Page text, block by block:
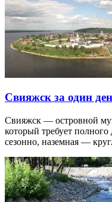
Свияжск за один
Свияжск — островной
который требует полного
сезонно, наземная —